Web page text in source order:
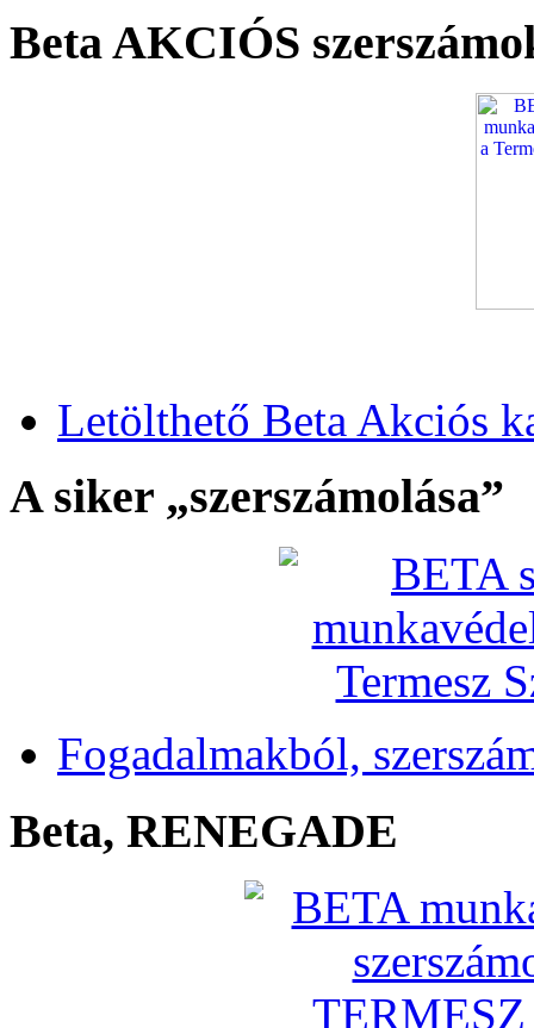
Beta AKCIÓS
Letölthető Beta Akciós
A siker „szerszámolása”
Fogadalmakból,
Beta, RENEGADE